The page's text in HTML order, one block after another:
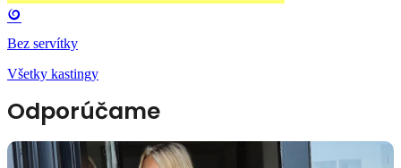
Bez servítky
Všetky kastingy
Odporúčame